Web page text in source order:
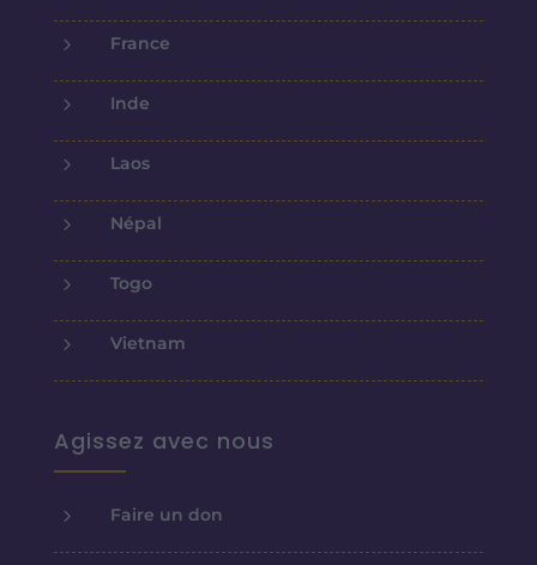
5 France
5 Inde
5 Laos
5 Népal
5 Togo
5 Vietnam
Agissez avec nous
5 Faire un don